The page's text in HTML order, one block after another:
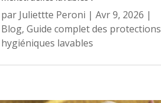
par Juliettte Peroni | Avr 9, 2026 |
Blog, Guide complet des protections
hygiéniques lavables